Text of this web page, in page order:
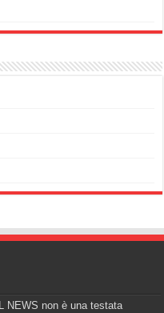
NEWS non è una testata